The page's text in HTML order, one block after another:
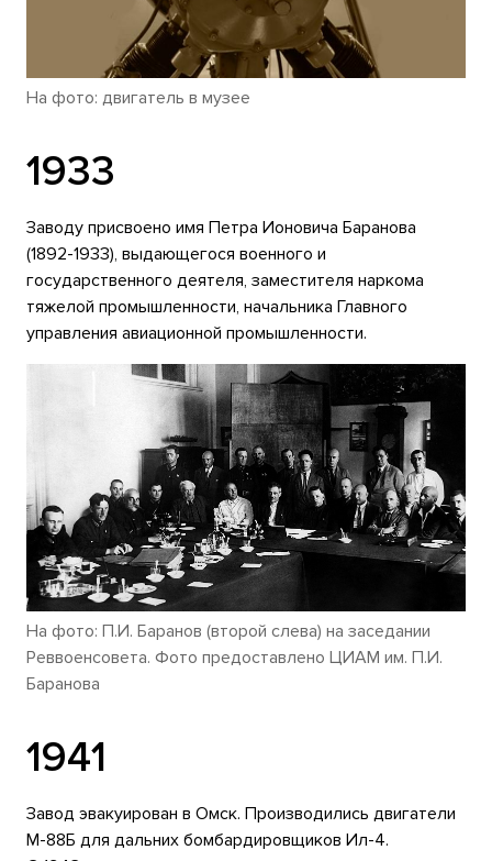
На фото: двигатель в музее
1933
Заводу присвоено имя Петра Ионовича Баранова
(1892-1933), выдающегося военного и
государственного деятеля, заместителя наркома
тяжелой промышленности, начальника Главного
управления авиационной промышленности.
На фото: П.И. Баранов (второй слева) на заседании
Реввоенсовета. Фото предоставлено ЦИАМ им. П.И.
Баранова
1941
Завод эвакуирован в Омск. Производились двигатели
М-88Б для дальних бомбардировщиков Ил-4.